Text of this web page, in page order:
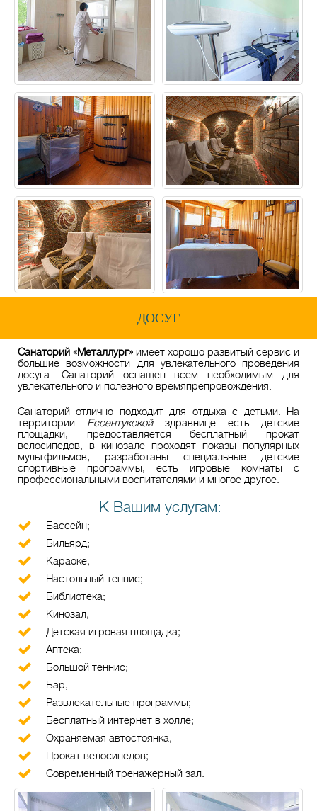
ДОСУГ
Санаторий «Металлург» имеет хорошо развитый сервис и
большие возможности для увлекательного проведения
досуга. Санаторий оснащен всем необходимым для
увлекательного и полезного времяпрепровождения.
Санаторий отлично подходит для отдыха с детьми. На
территории Ессентукскойздравнице есть детские
площадки, предоставляется бесплатный прокат
велосипедов, в кинозале проходят показы популярных
мультфильмов, разработаны специальные детские
спортивные программы, есть игровые комнаты с
профессиональными воспитателями и многое другое.
К Вашим услугам:
Бассейн;
Бильярд;
Караоке;
Настольный теннис;
Библиотека;
Кинозал;
Детская игровая площадка;
Аптека;
Большой теннис;
Бар;
Развлекательные программы;
Бесплатный интернет в холле;
Охраняемая автостоянка;
Прокат велосипедов;
Современный тренажерный зал.